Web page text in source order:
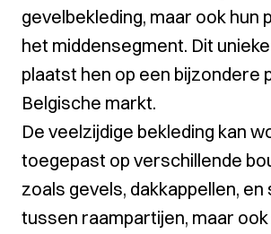
gevelbekleding, maar ook hun
het middensegment. Dit
plaatst hen op een bijzondere
Belgische markt.
De veelzijdige bekleding kan
toegepast op verschillende
zoals gevels, dakkappellen,
tussen raampartijen, maar